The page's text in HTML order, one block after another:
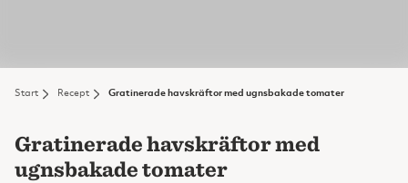
Start Recept Gratinerade havskräftor med ugnsbakade tomater
Gratinerade havskräftor med
ugnsbakade tomater